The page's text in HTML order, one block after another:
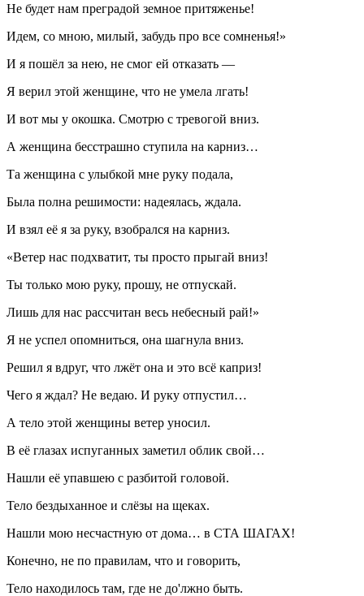
Не будет нам преградой земное притяженье!
Идем, со мною, милый, забудь про все сомненья!»
И я пошёл за нею, не смог ей отказать —
Я верил этой женщине, что не умела лгать!
И вот мы у окошка. Смотрю с тревогой вниз.
А женщина бесстрашно ступила на карниз…
Та женщина с улыбкой мне руку подала,
Была полна решимости: надеялась, ждала.
И взял её я за руку, взобрался на карниз.
«Ветер нас подхватит, ты просто прыгай вниз!
Ты только мою руку, прошу, не отпускай.
Лишь для нас рассчитан весь небесный рай!»
Я не успел опомниться, она шагнула вниз.
Решил я вдруг, что лжёт она и это всё каприз!
Чего я ждал? Не ведаю. И руку отпустил…
А тело этой женщины ветер уносил.
В её глазах испуганных заметил облик свой…
Нашли её упавшею с разбитой головой.
Тело бездыханное и слёзы на щеках.
Нашли мою несчастную от дома… в СТА ШАГАХ!
Конечно, не по правилам, что и говорить,
Тело находилось там, где не до'лжно быть.